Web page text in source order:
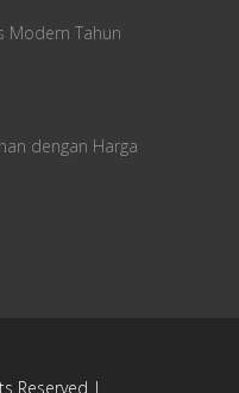
Modern Tahun
dengan Harga
Reserved |